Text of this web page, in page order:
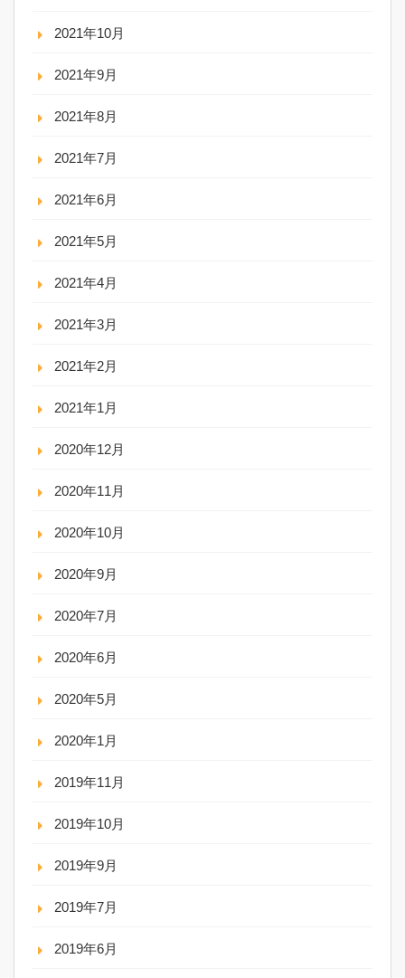
2021年10月
2021年9月
2021年8月
2021年7月
2021年6月
2021年5月
2021年4月
2021年3月
2021年2月
2021年1月
2020年12月
2020年11月
2020年10月
2020年9月
2020年7月
2020年6月
2020年5月
2020年1月
2019年11月
2019年10月
2019年9月
2019年7月
2019年6月